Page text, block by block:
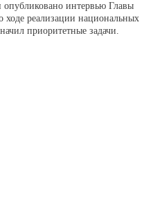
интервью Главы
ходе реализации национальных
приоритетные задачи.